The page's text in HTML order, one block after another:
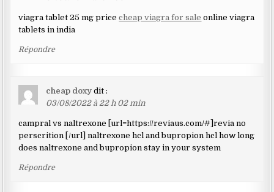
viagra tablet 25 mg pricecheap viagra for sale online viagra
tablets in india
Répondre
cheap doxy dit :
03/08/2022 à 22 h 02 min
campral vs naltrexone [url=https://reviaus.com/#]revia no
perscrition [/url] naltrexone hcl and bupropion hcl how long
does naltrexone and bupropion stay in your system
Répondre